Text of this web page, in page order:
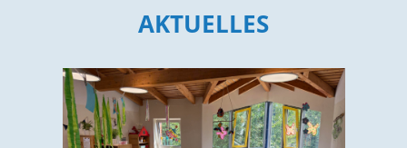
AKTUELLES